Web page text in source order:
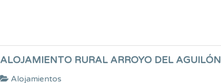
ALOJAMIENTO RURAL ARROYO DEL AGUILÓN
Alojamientos